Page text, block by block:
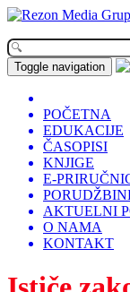
Toggle navigation
POČETNA
EDUKACIJE
ČASOPISI
KNJIGE
E-
AKTUELNI
O NAMA
KONTAKT